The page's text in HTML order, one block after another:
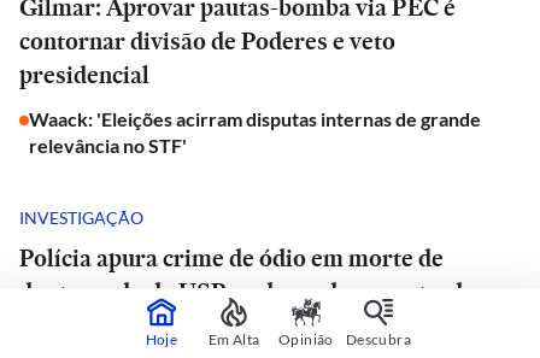
Gilmar: Aprovar pautas-bomba via PEC é
contornar divisão de Poderes e veto
presidencial
Waack: 'Eleições acirram disputas internas de grande
relevância no STF'
INVESTIGAÇÃO
Polícia apura crime de ódio em morte de
doutorando da USP e advogado encontrado
morto em estrada de São Paulo
Hoje Em Alta Opinião Descubra